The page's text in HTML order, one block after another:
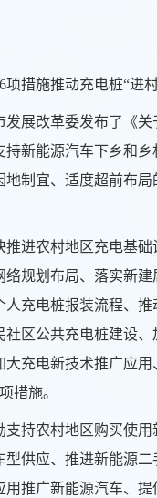
项措施推动充电桩“进村
发展改革委发布了《
持新能源汽车下乡和乡
地制宜、适度超前布局
推进农村地区充电基础
络规划布局、落实新
人充电桩报装流程、推
社区公共充电桩建设
大充电新技术推广应
措施。
支持农村地区购买使
型供应、推进新能源二
用推广新能源汽车、提